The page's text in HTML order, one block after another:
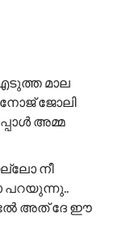
മാല
ജോലി
അമ്മ
നീ
പറയുന്നു..
അത് ദേ ഈ